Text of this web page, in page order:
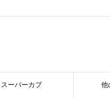
スーパーカブ 他